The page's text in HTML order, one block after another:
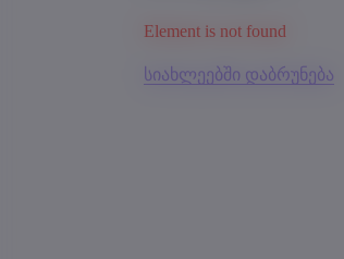
Element is not found
სიახლეებში დაბრუნება